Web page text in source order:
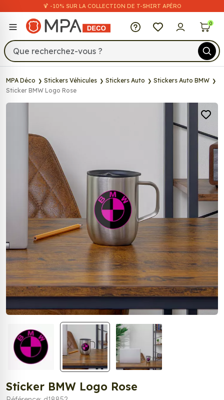
🍹 -10% SUR LA COLLECTION DE T-SHIRT APÉRO
MPA Déco 0
MPA Déco Stickers Véhicules Stickers Auto
Stickers Auto BMW
Sticker BMW Logo Rose
Sticker BMW Logo Rose